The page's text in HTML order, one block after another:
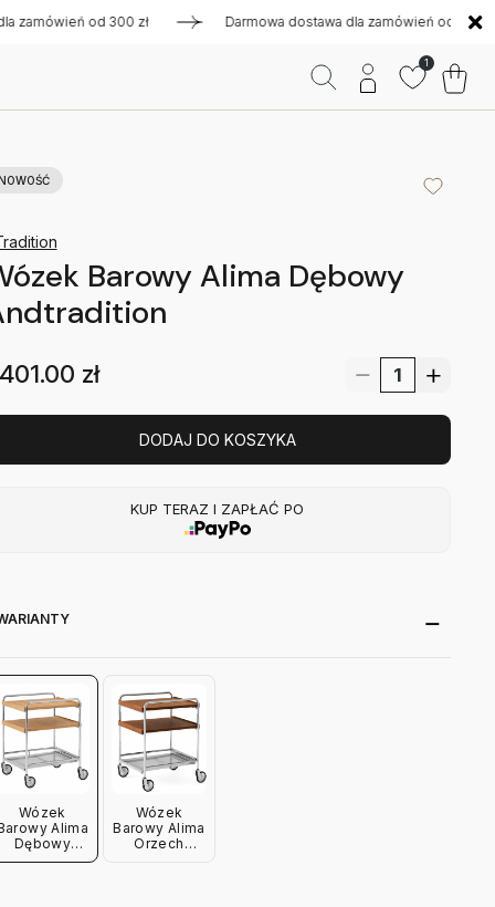
od 300 zł Darmowa dostawa dla zamówień od 300 zł
1
Barowy Alima Dębowy
zł
DODAJ DO KOSZYKA
KUP TERAZ I ZAPŁAĆ PO
Wózek
Alima
Dębowy
Andtradition
Wózek
Barowy Alima
Orzech